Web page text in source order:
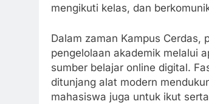
mengikuti kelas, dan
Dalam zaman Kampus Cerdas,
pengelolaan akademik melalui
sumber belajar online digital.
ditunjang alat modern
mahasiswa juga untuk ikut